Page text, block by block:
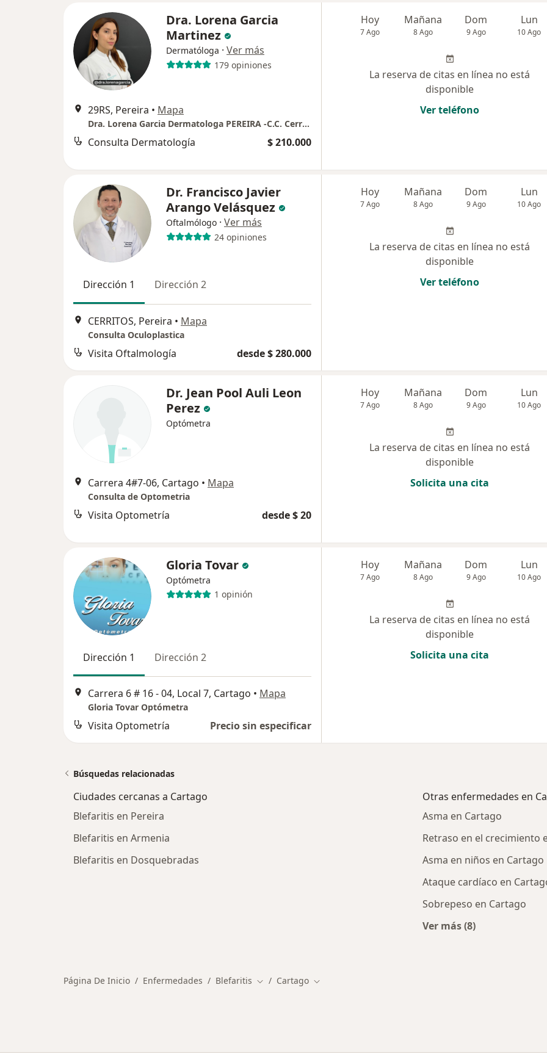
Dra. Lorena Garcia
Martinez
Dermatóloga · Ver más
179 opiniones
29RS, Pereira • Mapa
Dra. Lorena Garcia Dermatologa PEREIRA -C.C. Cerritos Mall, Torre Medica, Piso 9
Consulta Dermatología $ 210.000
Hoy
7 Ago
Mañana
8 Ago
Dom
9 Ago
Lun
10 Ago
La reserva de citas en línea no está
disponible
Ver teléfono
Dr. Francisco Javier
Arango Velásquez
Oftalmólogo · Ver más
24 opiniones
Dirección 1 Dirección 2
CERRITOS, Pereira • Mapa
Consulta Oculoplastica
Visita Oftalmología desde $ 280.000
Hoy
7 Ago
Mañana
8 Ago
Dom
9 Ago
Lun
10 Ago
La reserva de citas en línea no está
disponible
Ver teléfono
Dr. Jean Pool Auli Leon
Perez
Optómetra
Carrera 4#7-06, Cartago • Mapa
Consulta de Optometria
Visita Optometría desde $ 20
Hoy
7 Ago
Mañana
8 Ago
Dom
9 Ago
Lun
10 Ago
La reserva de citas en línea no está
disponible
Solicita una cita
Gloria Tovar
Optómetra
1 opinión
Dirección 1 Dirección 2
Carrera 6 # 16 - 04, Local 7, Cartago • Mapa
Gloria Tovar Optómetra
Visita Optometría Precio sin especificar
Hoy
7 Ago
Mañana
8 Ago
Dom
9 Ago
Lun
10 Ago
La reserva de citas en línea no está
disponible
Solicita una cita
Búsquedas relacionadas
Ciudades cercanas a Cartago
Blefaritis en Pereira
Blefaritis en Armenia
Blefaritis en Dosquebradas
Otras enfermedades en
Asma en Cartago
Retraso en el crecimiento
Asma en niños en Cartago
Ataque cardíaco en
Sobrepeso en Cartago
Ver más (8)
Página De Inicio Enfermedades Blefaritis Cambiar de ciudad
Cartago Cambiar de ciudad